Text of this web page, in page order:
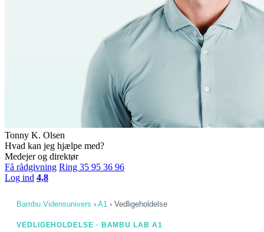
Tonny K. Olsen
Hvad kan jeg hjælpe med?
Medejer og direktør
Få rådgivning Ring 35 95 36 96
Log ind 4,8
Bambu Vidensunivers › A1 › Vedligeholdelse
VEDLIGEHOLDELSE · BAMBU LAB A1